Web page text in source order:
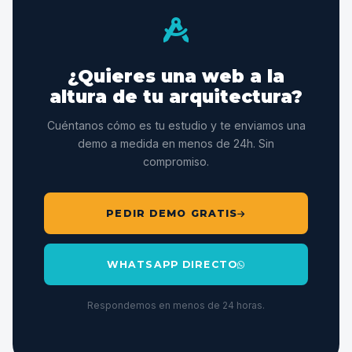
decide si te contrata. Lo ideal es usar Instagram para
atraer y la web para convertir.
¿Quieres una web a la
altura de tu arquitectura?
Cuéntanos cómo es tu estudio y te enviamos una
demo a medida en menos de 24h. Sin
compromiso.
PEDIR DEMO GRATIS
WHATSAPP DIRECTO
Respondemos en menos de 24 horas.